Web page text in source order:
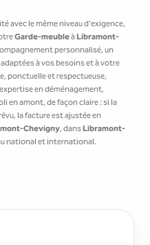
avec le même niveau d'exigence,
Garde-meubleàLibramont-
personnalisé, un
à vos besoins et à votre
ponctuelle et respectueuse,
en déménagement,
en amont, de façon claire : si la
la facture est ajustée en
Chevigny, dansLibramont-
national et international.